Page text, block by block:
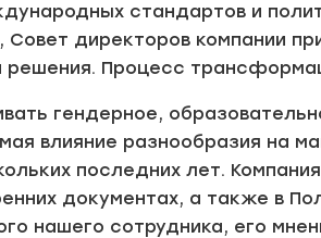
стандартов и
директоров компании
решения. Процесс
гендерное,
влияние разнообразия на
последних лет.
документах, а также в
нашего сотрудника, его